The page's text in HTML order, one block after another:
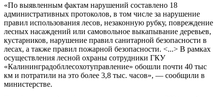
«По выявленным фактам нарушений составлено 18
административных протоколов, в том числе за нарушение
правил использования лесов, незаконную рубку, повреждение
лесных насаждений или самовольное выкапывание деревьев,
кустарников, нарушение правил санитарной безопасности в
лесах, а также правил пожарной безопасности. <...> В рамках
осуществления лесной охраны сотрудники ГКУ
«Калининградобллесохотуправление» обошли почти 40 тыс
км и потратили на это более 3,8 тыс. часов», — сообщили в
министерстве.